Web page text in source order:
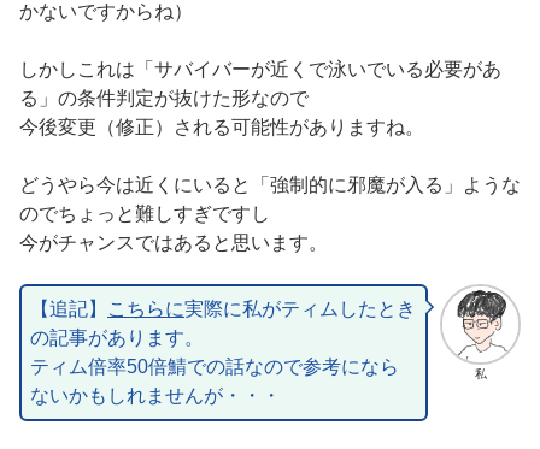
かないですからね）
しかしこれは「サバイバーが近くで泳いでいる必要があ
る」の条件判定が抜けた形なので
今後変更（修正）される可能性がありますね。
どうやら今は近くにいると「強制的に邪魔が入る」ような
のでちょっと難しすぎですし
今がチャンスではあると思います。
私
【追記】 こちらに実際に私がティムしたとき
の記事があります。
ティム倍率50倍鯖での話なので参考になら
ないかもしれませんが・・・